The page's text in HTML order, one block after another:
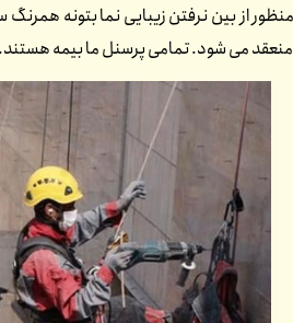
از بین نرفتن زیبایی نما بتونه